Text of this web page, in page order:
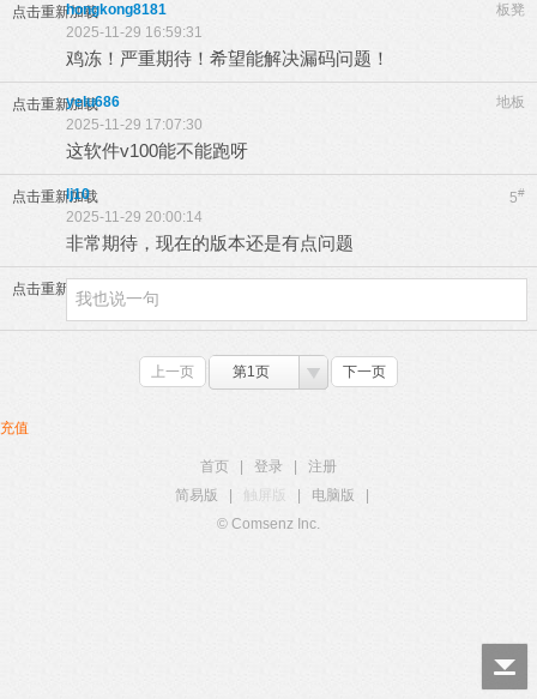
点击重新加载 板凳
hongkong8181
2025-11-29 16:59:31
鸡冻！严重期待！希望能解决漏码问题！
点击重新加载 地板
yelu686
2025-11-29 17:07:30
这软件v100能不能跑呀
点击重新加载 5#
lj10
2025-11-29 20:00:14
非常期待，现在的版本还是有点问题
点击重新加载
上一页 第1页 下一页
充值
首页 登录
注册
简易版
触屏版 电脑版
© Comsenz Inc.